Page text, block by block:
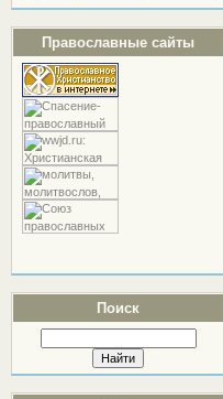
Православные сайты
Поиск